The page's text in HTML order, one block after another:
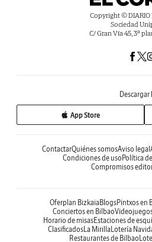
Copyright © DIARIO
Sociedad
C/ Gran Vía 45, 3ª
Descargar
App Store
ContactarQuiénes somosAviso legal
Condiciones de uso Política
Compromisos
Oferplan Bizkaia BlogsPintxos en
Conciertos en Bilbao
Horario de misasEstaciones de esquí
ClasificadosLa Mirilla Lotería
Restaurantes de Bilbao